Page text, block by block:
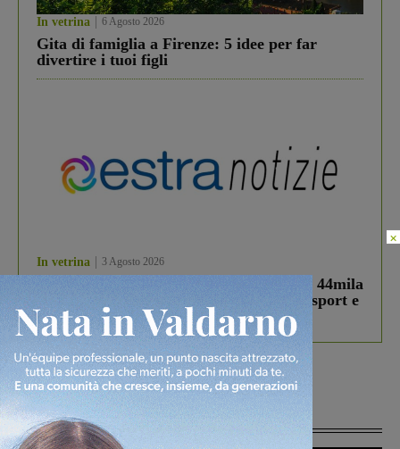
In vetrina 6 Agosto 2026
Gita di famiglia a Firenze: 5 idee per far
divertire i tuoi figli
In vetrina 3 Agosto 2026
Estra Notizie agosto: Smart Cities, oltre 44mila
studenti coinvolti, torna il bando per lo sport e
debutta il podcast Estrair
Più lette
×